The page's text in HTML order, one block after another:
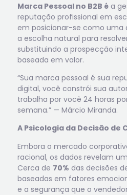
Marca Pessoal no B2B é a
reputação profissional em
em posicionar-se como uma
a escolha natural para
substituindo a prospecção
baseada em valor.
“Sua marca pessoal é sua
digital, você constrói sua
trabalha por você 24 horas
semana.” — Márcio Miranda.
A Psicologia da Decisão de
Embora o mercado
racional, os dados revelam
Cerca de 70% das decisões
baseadas em fatores
e a segurança que o